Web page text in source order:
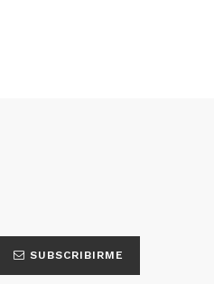
SUBSCRIBIRME